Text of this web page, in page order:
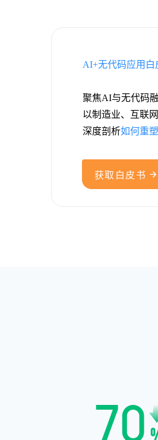
AI+无代码应用白
聚焦AI与无代码
以制造业、互联
深度剖析如何重
获取白皮书 